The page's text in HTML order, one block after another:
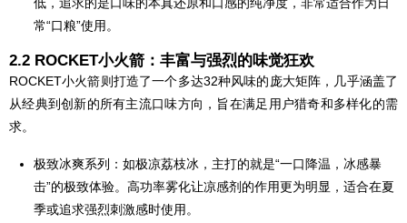
常“口粮”使用。
2.2 ROCKET小火箭：丰富与强烈的味觉狂欢
ROCKET小火箭则打造了一个多达32种风味的庞大矩阵，几乎涵盖了
从经典到创新的所有主流口味方向，旨在满足用户猎奇和多样化的需
求。
极致冰爽系列：如极凉荔枝冰，主打的就是“一口降温，冰感暴
击”的极致体验。高功率雾化让凉感剂的作用更为明显，适合在夏
季或追求强烈刺激感时使用。